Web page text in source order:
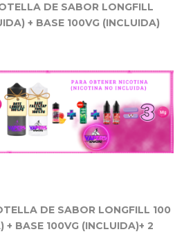
DE SABOR LONGFILL
+ BASE 100VG (INCLUIDA)
DE SABOR LONGFILL 100
+ BASE 100VG (INCLUIDA)+ 2